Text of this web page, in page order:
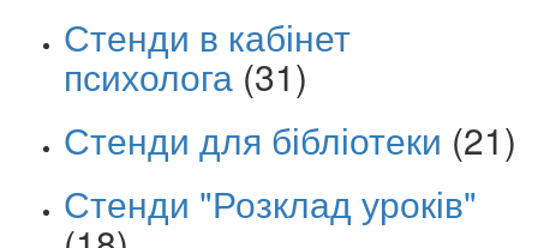
Стенди в кабінет
психолога (31)
Стенди для бібліотеки (21)
Стенди "Розклад уроків"